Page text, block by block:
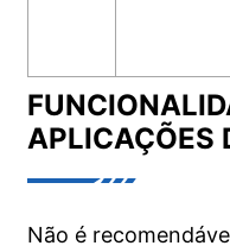
APLICAÇÕES
Não é